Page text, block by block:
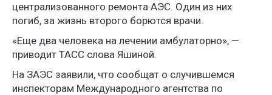
централизованного ремонта АЭС. Один из них
погиб, за жизнь второго борются врачи.
«Еще два человека на лечении амбулаторно», —
приводит ТАСС слова Яшиной.
На ЗАЭС заявили, что сообщат о случившемся
инспекторам Международного агентства по